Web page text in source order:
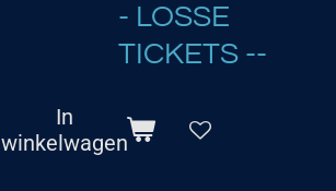
- LOSSE
TICKETS --
In
winkelwagen